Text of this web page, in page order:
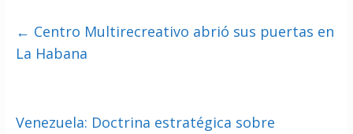
← Centro Multirecreativo abrió sus puertas en
La Habana
Venezuela: Doctrina estratégica sobre